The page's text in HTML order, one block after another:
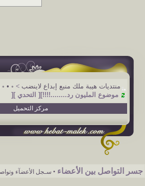
منتديات هيبة ملك منبع إبداع لاينضب >
◦ • ◦
موضوع المليون رد........!!!!][ التحدي ][
مركز التحميل
جسر التواصل بين الأعضاء • سـجل الأعضآء